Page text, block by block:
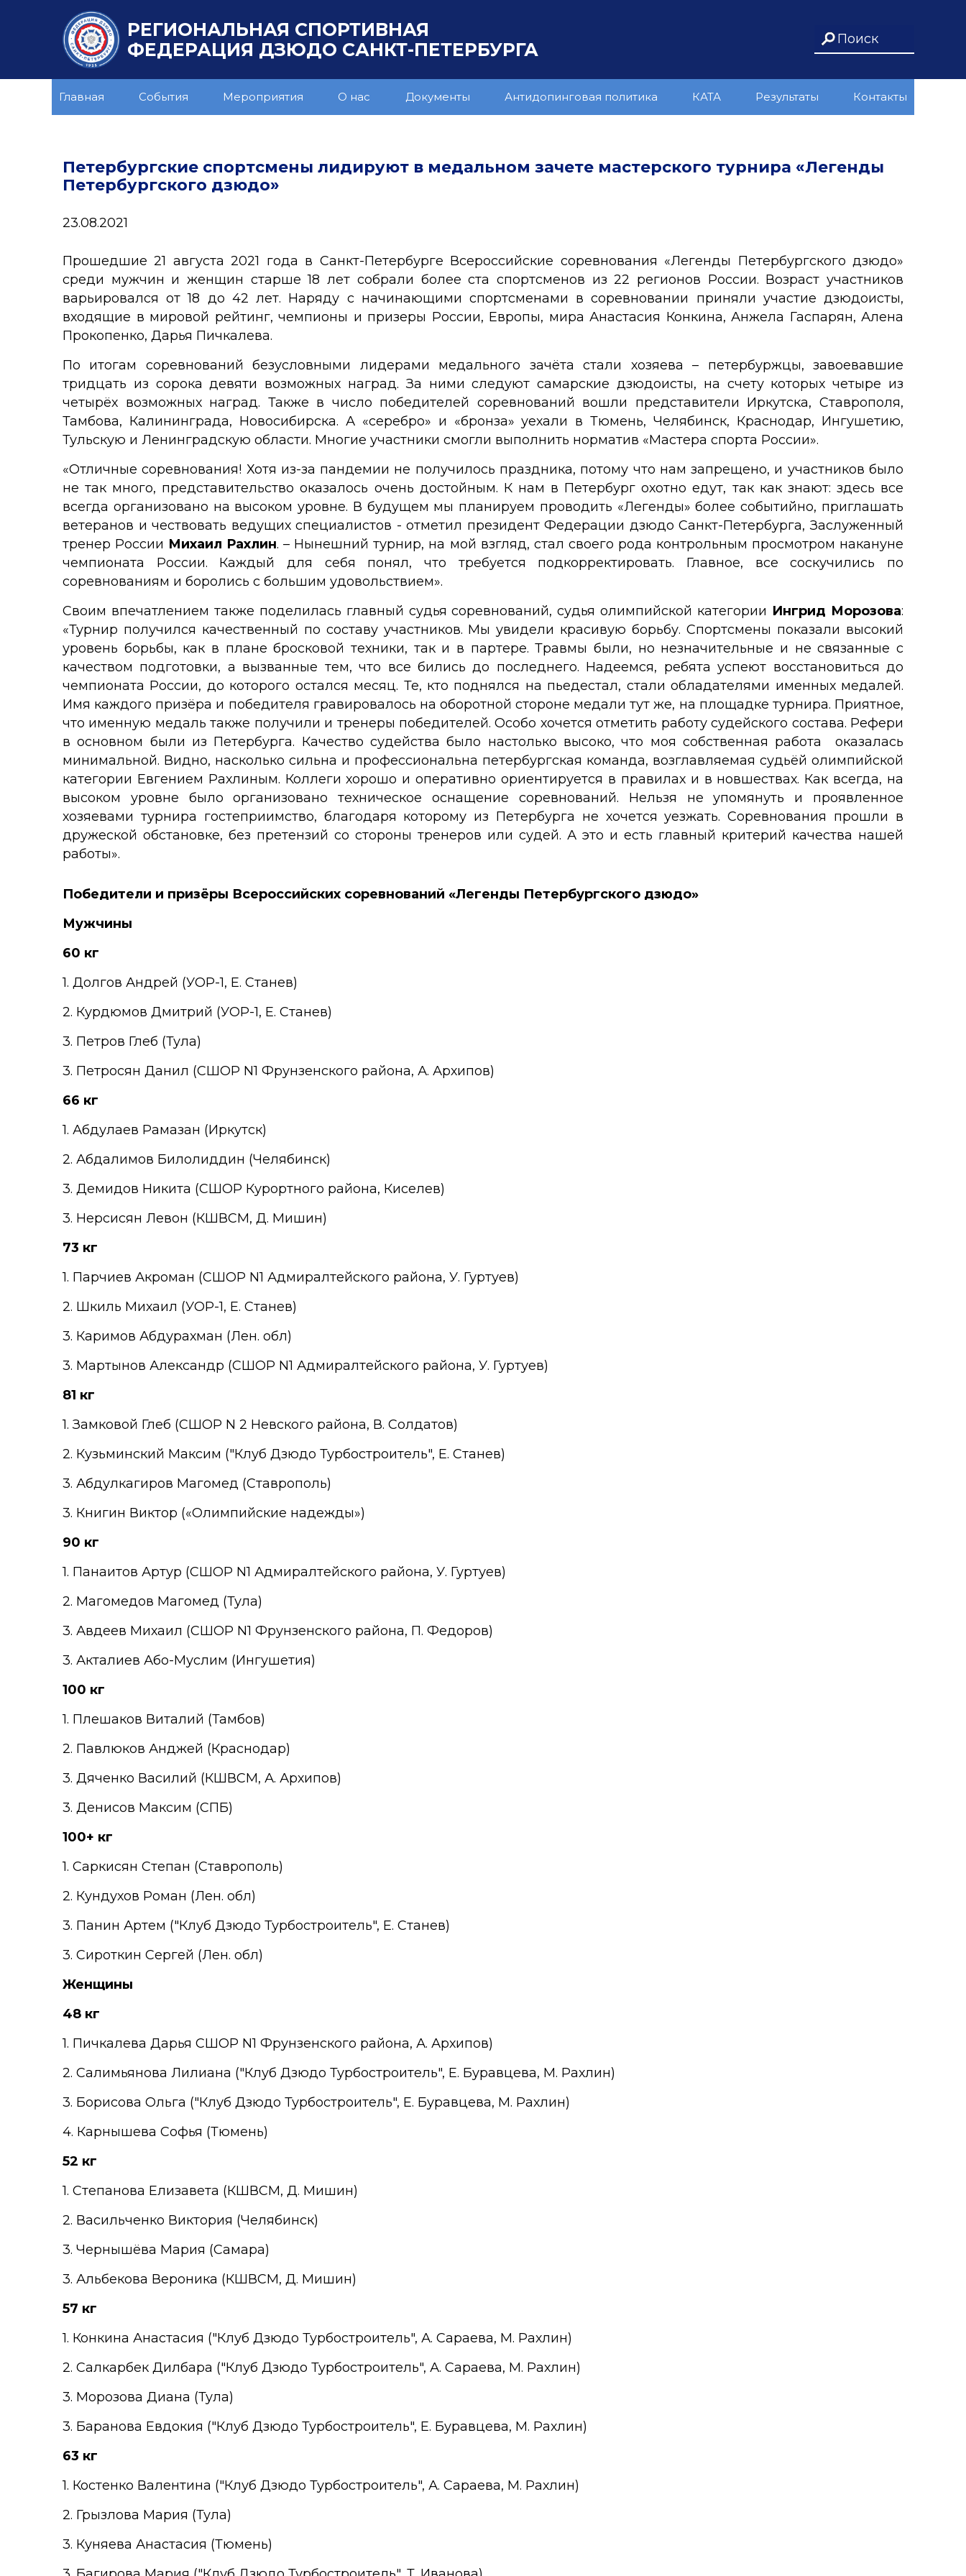
РЕГИОНАЛЬНАЯ СПОРТИВНАЯ
ФЕДЕРАЦИЯ ДЗЮДО САНКТ-ПЕТЕРБУРГА
Главная События Мероприятия О нас Документы Антидопинговая политика КАТА Результаты Контакты
Петербургские спортсмены лидируют в медальном зачете мастерского турнира «Легенды
Петербургского дзюдо»
23.08.2021
Прошедшие 21 августа 2021 года в Санкт-Петербурге Всероссийские соревнования «Легенды Петербургского дзюдо»
среди мужчин и женщин старше 18 лет собрали более ста спортсменов из 22 регионов России. Возраст участников
варьировался от 18 до 42 лет. Наряду с начинающими спортсменами в соревновании приняли участие дзюдоисты,
входящие в мировой рейтинг, чемпионы и призеры России, Европы, мира Анастасия Конкина, Анжела Гаспарян, Алена
Прокопенко, Дарья Пичкалева.
По итогам соревнований безусловными лидерами медального зачёта стали хозяева – петербуржцы, завоевавшие
тридцать из сорока девяти возможных наград. За ними следуют самарские дзюдоисты, на счету которых четыре из
четырёх возможных наград. Также в число победителей соревнований вошли представители Иркутска, Ставрополя,
Тамбова, Калининграда, Новосибирска. А «серебро» и «бронза» уехали в Тюмень, Челябинск, Краснодар, Ингушетию,
Тульскую и Ленинградскую области. Многие участники смогли выполнить норматив «Мастера спорта России».
«Отличные соревнования! Хотя из-за пандемии не получилось праздника, потому что нам запрещено, и участников было
не так много, представительство оказалось очень достойным. К нам в Петербург охотно едут, так как знают: здесь все
всегда организовано на высоком уровне. В будущем мы планируем проводить «Легенды» более событийно, приглашать
ветеранов и чествовать ведущих специалистов - отметил президент Федерации дзюдо Санкт-Петербурга, Заслуженный
тренер России Михаил Рахлин. – Нынешний турнир, на мой взгляд, стал своего рода контрольным просмотром накануне
чемпионата России. Каждый для себя понял, что требуется подкорректировать. Главное, все соскучились по
соревнованиям и боролись с большим удовольствием».
Своим впечатлением также поделилась главный судья соревнований, судья олимпийской категории Ингрид Морозова:
«Турнир получился качественный по составу участников. Мы увидели красивую борьбу. Спортсмены показали высокий
уровень борьбы, как в плане бросковой техники, так и в партере. Травмы были, но незначительные и не связанные с
качеством подготовки, а вызванные тем, что все бились до последнего. Надеемся, ребята успеют восстановиться до
чемпионата России, до которого остался месяц. Те, кто поднялся на пьедестал, стали обладателями именных медалей.
Имя каждого призёра и победителя гравировалось на оборотной стороне медали тут же, на площадке турнира. Приятное,
что именную медаль также получили и тренеры победителей. Особо хочется отметить работу судейского состава. Рефери
в основном были из Петербурга. Качество судейства было настолько высоко, что моя собственная работа оказалась
минимальной. Видно, насколько сильна и профессиональна петербургская команда, возглавляемая судьёй олимпийской
категории Евгением Рахлиным. Коллеги хорошо и оперативно ориентируется в правилах и в новшествах. Как всегда, на
высоком уровне было организовано техническое оснащение соревнований. Нельзя не упомянуть и проявленное
хозяевами турнира гостеприимство, благодаря которому из Петербурга не хочется уезжать. Соревнования прошли в
дружеской обстановке, без претензий со стороны тренеров или судей. А это и есть главный критерий качества нашей
работы».
Победители и призёры Всероссийских соревнований «Легенды Петербургского дзюдо»
Мужчины
60 кг
1. Долгов Андрей (УОР-1, Е. Станев)
2. Курдюмов Дмитрий (УОР-1, Е. Станев)
3. Петров Глеб (Тула)
3. Петросян Данил (СШОР N1 Фрунзенского района, А. Архипов)
66 кг
1. Абдулаев Рамазан (Иркутск)
2. Абдалимов Билолиддин (Челябинск)
3. Демидов Никита (СШОР Курортного района, Киселев)
3. Нерсисян Левон (КШВСМ, Д. Мишин)
73 кг
1. Парчиев Акроман (СШОР N1 Адмиралтейского района, У. Гуртуев)
2. Шкиль Михаил (УОР-1, Е. Станев)
3. Каримов Абдурахман (Лен. обл)
3. Мартынов Александр (СШОР N1 Адмиралтейского района, У. Гуртуев)
81 кг
1. Замковой Глеб (СШОР N 2 Невского района, В. Солдатов)
2. Кузьминский Максим ("Клуб Дзюдо Турбостроитель", Е. Станев)
3. Абдулкагиров Магомед (Ставрополь)
3. Книгин Виктор («Олимпийские надежды»)
90 кг
1. Панаитов Артур (СШОР N1 Адмиралтейского района, У. Гуртуев)
2. Магомедов Магомед (Тула)
3. Авдеев Михаил (СШОР N1 Фрунзенского района, П. Федоров)
3. Акталиев Або-Муслим (Ингушетия)
100 кг
1. Плешаков Виталий (Тамбов)
2. Павлюков Анджей (Краснодар)
3. Дяченко Василий (КШВСМ, А. Архипов)
3. Денисов Максим (СПБ)
100+ кг
1. Саркисян Степан (Ставрополь)
2. Кундухов Роман (Лен. обл)
3. Панин Артем ("Клуб Дзюдо Турбостроитель", Е. Станев)
3. Сироткин Сергей (Лен. обл)
Женщины
48 кг
1. Пичкалева Дарья СШОР N1 Фрунзенского района, А. Архипов)
2. Салимьянова Лилиана ("Клуб Дзюдо Турбостроитель", Е. Буравцева, М. Рахлин)
3. Борисова Ольга ("Клуб Дзюдо Турбостроитель", Е. Буравцева, М. Рахлин)
4. Карнышева Софья (Тюмень)
52 кг
1. Степанова Елизавета (КШВСМ, Д. Мишин)
2. Васильченко Виктория (Челябинск)
3. Чернышёва Мария (Самара)
3. Альбекова Вероника (КШВСМ, Д. Мишин)
57 кг
1. Конкина Анастасия ("Клуб Дзюдо Турбостроитель", А. Сараева, М. Рахлин)
2. Салкарбек Дилбара ("Клуб Дзюдо Турбостроитель", А. Сараева, М. Рахлин)
3. Морозова Диана (Тула)
3. Баранова Евдокия ("Клуб Дзюдо Турбостроитель", Е. Буравцева, М. Рахлин)
63 кг
1. Костенко Валентина ("Клуб Дзюдо Турбостроитель", А. Сараева, М. Рахлин)
2. Грызлова Мария (Тула)
3. Куняева Анастасия (Тюмень)